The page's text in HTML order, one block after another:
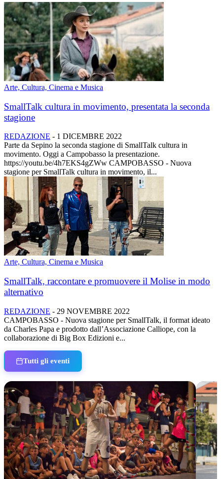
Arte, Cultura, Cinema e Musica
SmallTalk cultura in movimento, presentata la seconda
stagione
REDAZIONE - 1 DICEMBRE 2022
Parte da Sepino la seconda stagione di SmallTalk cultura in
movimento. Oggi a Campobasso la presentazione.
https://youtu.be/4h7EKS4gZWw CAMPOBASSO - Nuova
stagione per SmallTalk cultura in movimento, il...
Arte, Cultura, Cinema e Musica
SmallTalk, raccontare e promuovere il Molise in modo
alternativo
REDAZIONE - 29 NOVEMBRE 2022
CAMPOBASSO - Nuova stagione per SmallTalk, il format ideato
da Charles Papa e prodotto dall’Associazione Calliope, con la
collaborazione di Big Box Edizioni e...
Tutti gli eventi